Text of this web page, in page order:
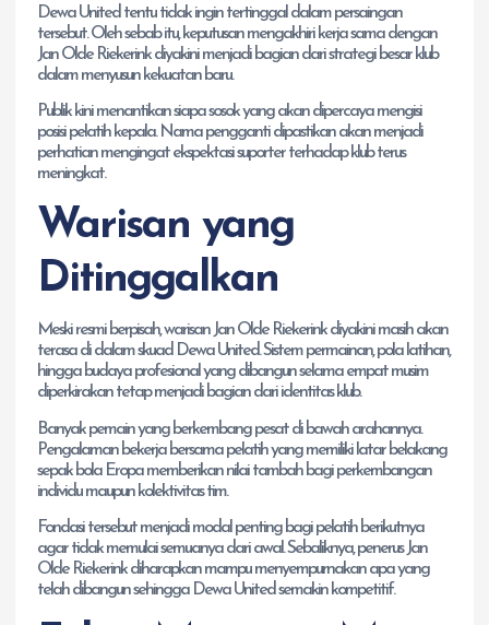
Dewa United tentu tidak ingin tertinggal dalam persaingan
tersebut. Oleh sebab itu, keputusan mengakhiri kerja sama dengan
Jan Olde Riekerink diyakini menjadi bagian dari strategi besar klub
dalam menyusun kekuatan baru.
Publik kini menantikan siapa sosok yang akan dipercaya mengisi
posisi pelatih kepala. Nama pengganti dipastikan akan menjadi
perhatian mengingat ekspektasi suporter terhadap klub terus
meningkat.
Warisan yang
Ditinggalkan
Meski resmi berpisah, warisan Jan Olde Riekerink diyakini masih akan
terasa di dalam skuad Dewa United. Sistem permainan, pola latihan,
hingga budaya profesional yang dibangun selama empat musim
diperkirakan tetap menjadi bagian dari identitas klub.
Banyak pemain yang berkembang pesat di bawah arahannya.
Pengalaman bekerja bersama pelatih yang memiliki latar belakang
sepak bola Eropa memberikan nilai tambah bagi perkembangan
individu maupun kolektivitas tim.
Fondasi tersebut menjadi modal penting bagi pelatih berikutnya
agar tidak memulai semuanya dari awal. Sebaliknya, penerus Jan
Olde Riekerink diharapkan mampu menyempurnakan apa yang
telah dibangun sehingga Dewa United semakin kompetitif.